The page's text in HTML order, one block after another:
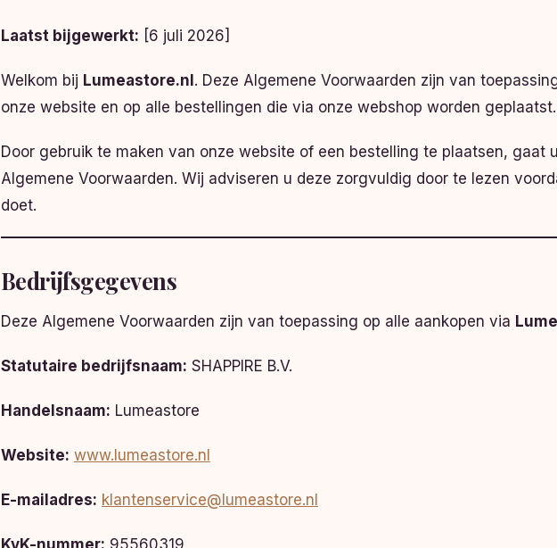
Laatst bijgewerkt: [6 juli 2026]
Welkom bij Lumeastore.nl . Deze Algemene Voorwaarden zijn van
onze website en op alle bestellingen die via onze webshop worden geplaatst.
Door gebruik te maken van onze website of een bestelling te plaatsen, gaat
Algemene Voorwaarden. Wij adviseren u deze zorgvuldig door te lezen
doet.
Bedrijfsgegevens
Deze Algemene Voorwaarden zijn van toepassing op alle aankopen via
Statutaire bedrijfsnaam: SHAPPIRE B.V.
Handelsnaam: Lumeastore
Website: www.lumeastore.nl
E-mailadres: klantenservice@lumeastore.nl
KvK-nummer: 95560319